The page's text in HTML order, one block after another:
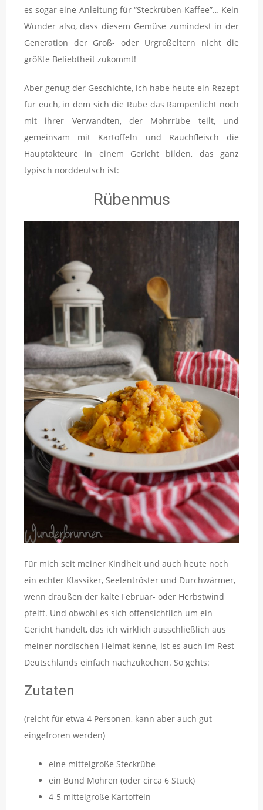
es sogar eine Anleitung für “Steckrüben-Kaffee”… Kein
Wunder also, dass diesem Gemüse zumindest in der
Generation der Groß- oder Urgroßeltern nicht die
größte Beliebtheit zukommt!
Aber genug der Geschichte, ich habe heute ein Rezept
für euch, in dem sich die Rübe das Rampenlicht noch
mit ihrer Verwandten, der Mohrrübe teilt, und
gemeinsam mit Kartoffeln und Rauchfleisch die
Hauptakteure in einem Gericht bilden, das ganz
typisch norddeutsch ist:
Rübenmus
Für mich seit meiner Kindheit und auch heute noch
ein echter Klassiker, Seelentröster und Durchwärmer,
wenn draußen der kalte Februar- oder Herbstwind
pfeift. Und obwohl es sich offensichtlich um ein
Gericht handelt, das ich wirklich ausschließlich aus
meiner nordischen Heimat kenne, ist es auch im Rest
Deutschlands einfach nachzukochen. So gehts:
Zutaten
(reicht für etwa 4 Personen, kann aber auch gut
eingefroren werden)
eine mittelgroße Steckrübe
ein Bund Möhren (oder circa 6 Stück)
4-5 mittelgroße Kartoffeln